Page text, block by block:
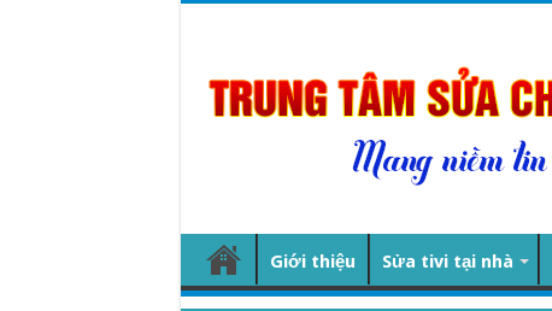
Giới thiệu Sửa tivi tại nhà